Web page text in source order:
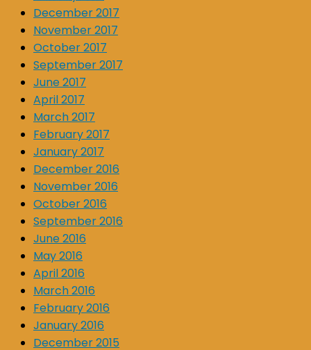
December 2017
November 2017
October 2017
September 2017
June 2017
April 2017
March 2017
February 2017
January 2017
December 2016
November 2016
October 2016
September 2016
June 2016
May 2016
April 2016
March 2016
February 2016
January 2016
December 2015